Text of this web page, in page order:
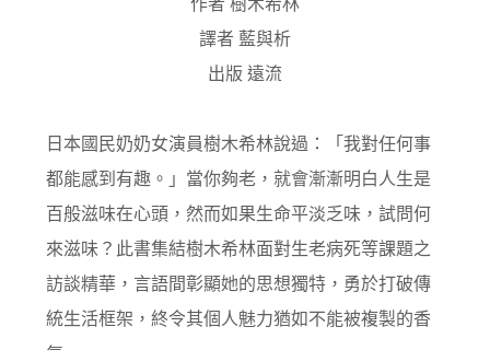
譯者 藍與析
出版 遠流
日本國民奶奶女演員樹木希林說過：「我對任何事
都能感到有趣。」當你夠老，就會漸漸明白人生是
百般滋味在心頭，然而如果生命平淡乏味，試問何
來滋味？此書集結樹木希林面對生老病死等課題之
訪談精華，言語間彰顯她的思想獨特，勇於打破傳
統生活框架，終令其個人魅力猶如不能被複製的香